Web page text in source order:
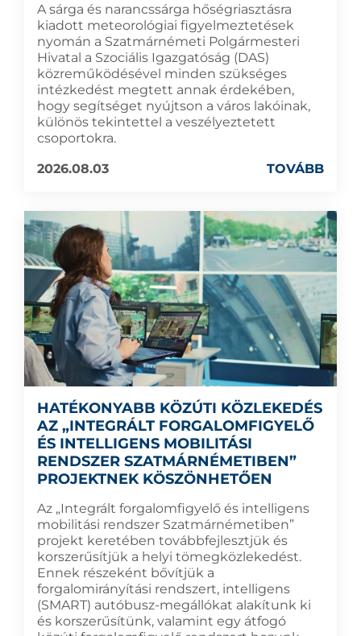
A sárga és narancssárga hőségriasztásra
kiadott meteorológiai figyelmeztetések
nyomán a Szatmárnémeti Polgármesteri
Hivatal a Szociális Igazgatóság (DAS)
közreműködésével minden szükséges
intézkedést megtett annak érdekében,
hogy segítséget nyújtson a város lakóinak,
különös tekintettel a veszélyeztetett
csoportokra.
2026.08.03
TOVÁBB
HATÉKONYABB KÖZÚTI KÖZLEKEDÉS
AZ „INTEGRÁLT FORGALOMFIGYELŐ
ÉS INTELLIGENS MOBILITÁSI
RENDSZER SZATMÁRNÉMETIBEN”
PROJEKTNEK KÖSZÖNHETŐEN
Az „Integrált forgalomfigyelő és intelligens
mobilitási rendszer Szatmárnémetiben”
projekt keretében továbbfejlesztjük és
korszerűsítjük a helyi tömegközlekedést.
Ennek részeként bővítjük a
forgalomirányítási rendszert, intelligens
(SMART) autóbusz-megállókat alakítunk ki
és korszerűsítünk, valamint egy átfogó